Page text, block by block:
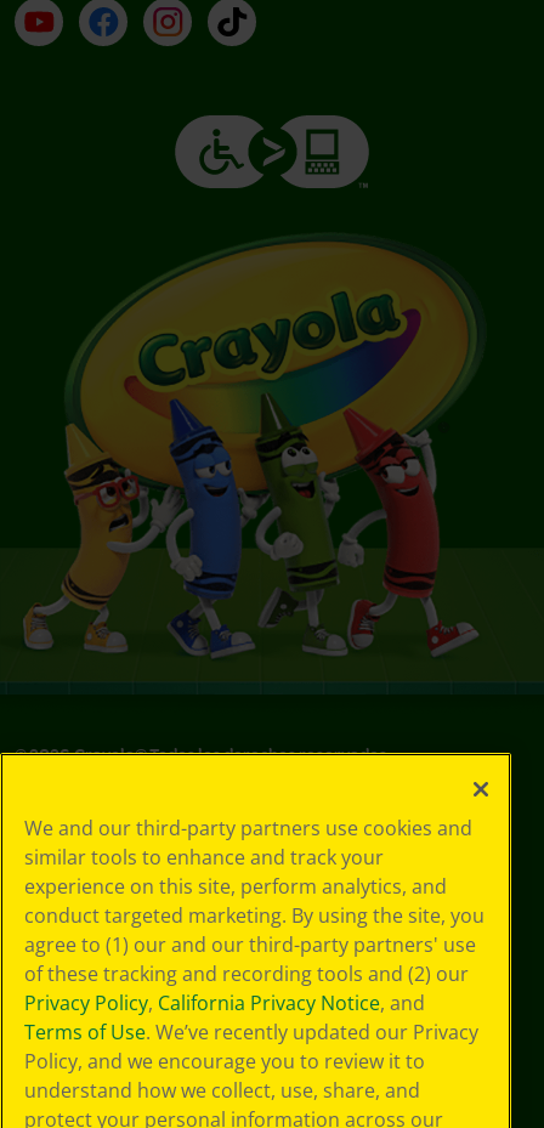
YouTube (en inglés)
Facebook (en inglés)
Instagram (en inglés)
TikTok
©2026Crayola® Todos los derechos reservados.
de privacidad
Política de
privacidad
Términos de SMS
GDPR
Aviso de
privacidad de CA
Cookie
Preferences
Condiciones de
uso
Accesibilidad web
We and our third-party partners use cookies and
similar tools to enhance and track your
experience on this site, perform analytics, and
conduct targeted marketing. By using the site, you
agree to (1) our and our third-party partners' use
of these tracking and recording tools and (2) our
Privacy Policy, California Privacy Notice, and
Terms of Use. We’ve recently updated our Privacy
Policy, and we encourage you to review it to
understand how we collect, use, share, and
protect your personal information across our